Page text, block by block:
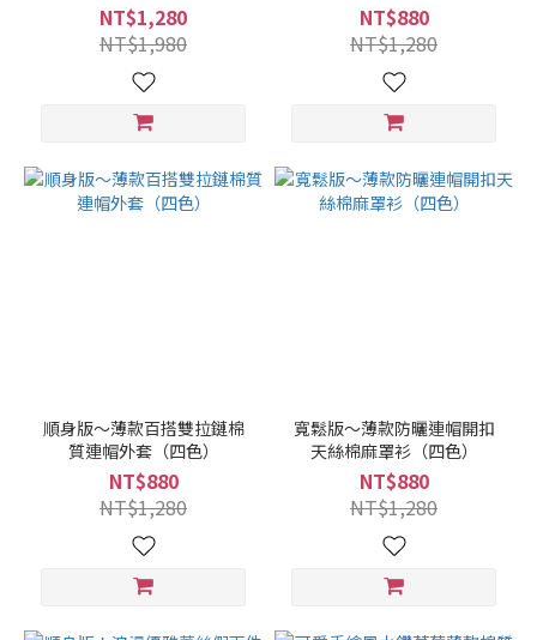
NT$1,280
NT$1,980
NT$880
NT$1,280
順身版～薄款百搭雙拉鏈棉
質連帽外套（四色）
NT$880
NT$1,280
寬鬆版～薄款防曬連帽開扣
天絲棉麻罩衫（四色）
NT$880
NT$1,280